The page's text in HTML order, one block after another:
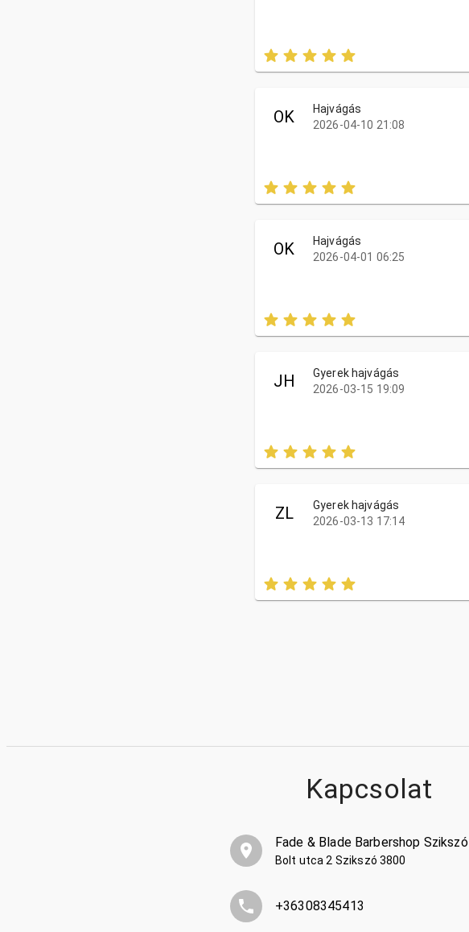
OK
Hajvágás
2026-04-10 21:08
OK
Hajvágás
2026-04-01 06:25
JH
Gyerek hajvágás
2026-03-15 19:09
ZL
Gyerek hajvágás
2026-03-13 17:14
Kapcsolat
Fade & Blade Barbershop Szikszó
Bolt utca 2 Szikszó 3800
+36308345413